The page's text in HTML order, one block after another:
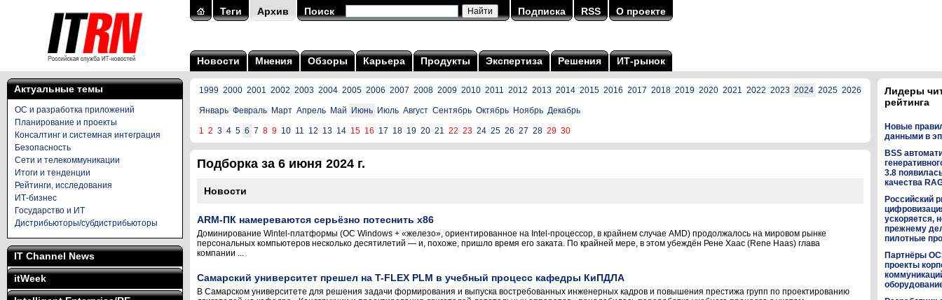
Теги Архив Поиск Подписка RSS О проекте
Новости Мнения Обзоры Карьера Продукты Экспертиза Решения ИТ-рынок
Актуальные темы
ОС и разработка приложений
Планирование и проекты
Консалтинг и системная интеграция
Безопасность
Сети и телекоммуникации
Итоги и тенденции
Рейтинги, исследования
ИТ-бизнес
Государство и ИТ
Дистрибьюторы/субдистрибьюторы
IT Channel News
itWeek
1999 2000 2001 2002 2003 2004 2005 2006 2007 2008 2009 2010 2011 2012 2013 2014 2015 2016 2017 2018 2019 2020 2021 2022 2023 2024 2025 2026
Январь Февраль Март Апрель Май Июнь Июль Август Сентябрь Октябрь Ноябрь Декабрь
1 2 3 4 5 6 7 8 9 10 11 12 13 14 15 16 17 18 19 20 21 22 23 24 25 26 27 28 29 30
Подборка за 6 июня 2024 г.
Новости
ARM-ПК намереваются серьёзно потеснить х86
Доминирование Wintel-платформы (ОС Windows + «железо», ориентированное на Intel-процессор, в крайнем случае AMD) продолжалось на мировом рынке
персональных компьютеров несколько десятилетий — и, похоже, пришло время его заката. По крайней мере, в этом убеждён Рене Хаас (Rene Haas) глава
компании ...
Самарский университет прешел на T-FLEX PLM в учебный процесс кафедры КиПДЛА
В Самарском университете для решения задачи формирования и выпуска востребованных инженерных кадров и повышения престижа групп по проектированию
Лидеры
рейтинга
Новые
данными в
BSS
3.8
качества
Российский
ускоряется,
прежнему
пилотные
Партнёры
проекты